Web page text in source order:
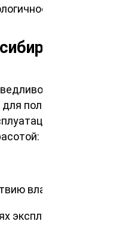
считается
пола. Она
влажности
эксплуатации